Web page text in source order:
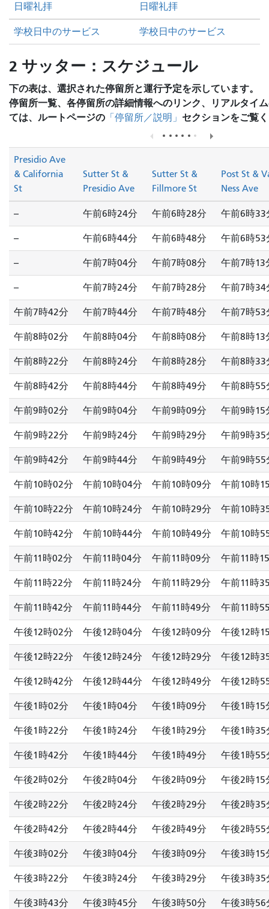
日曜礼拝 日曜礼拝
学校日中のサービス 学校日中のサービス
2 サッター：スケジュール
下の表は、選択された停留所と運行予定を示しています。
停留所一覧、各停留所の詳細情報へのリンク、リアルタイ
ては、ルートページの 「停留所／説明」 セクションをご覧
Presidio Ave
& California
St
Sutter St &
Presidio Ave
Sutter St &
Fillmore St
Post St &
Ness Ave
-- 午前6時24分 午前6時28分 午前6時33
-- 午前6時44分 午前6時48分 午前6時53
-- 午前7時04分 午前7時08分 午前7時13
-- 午前7時24分 午前7時28分 午前7時34
午前7時42分 午前7時44分 午前7時48分 午前7時53
午前8時02分 午前8時04分 午前8時08分 午前8時13
午前8時22分 午前8時24分 午前8時28分 午前8時33
午前8時42分 午前8時44分 午前8時49分 午前8時55
午前9時02分 午前9時04分 午前9時09分 午前9時15
午前9時22分 午前9時24分 午前9時29分 午前9時35
午前9時42分 午前9時44分 午前9時49分 午前9時55
午前10時02分 午前10時04分 午前10時09分 午前10時
午前10時22分 午前10時24分 午前10時29分 午前10時
午前10時42分 午前10時44分 午前10時49分 午前10時
午前11時02分 午前11時04分 午前11時09分 午前11時
午前11時22分 午前11時24分 午前11時29分 午前11時
午前11時42分 午前11時44分 午前11時49分 午前11時
午後12時02分 午後12時04分 午後12時09分 午後12時
午後12時22分 午後12時24分 午後12時29分 午後12時
午後12時42分 午後12時44分 午後12時49分 午後12時
午後1時02分 午後1時04分 午後1時09分 午後1時15
午後1時22分 午後1時24分 午後1時29分 午後1時35
午後1時42分 午後1時44分 午後1時49分 午後1時55
午後2時02分 午後2時04分 午後2時09分 午後2時15
午後2時22分 午後2時24分 午後2時29分 午後2時35
午後2時42分 午後2時44分 午後2時49分 午後2時55
午後3時02分 午後3時04分 午後3時09分 午後3時15
午後3時22分 午後3時24分 午後3時29分 午後3時35
午後3時43分 午後3時45分 午後3時50分 午後3時56